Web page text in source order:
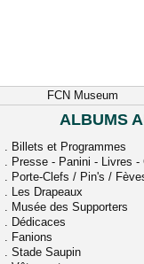
FCN Museum
ALBUMS
. Billets et Programmes
. Presse - Panini - Livres -
. Porte-Clefs / Pin's /
. Les Drapeaux
. Musée des Supporters
. Dédicaces
. Fanions
. Stade Saupin